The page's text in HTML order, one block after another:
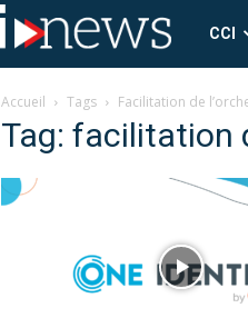
CCI
News
CCI
Accueil Tags Facilitation de
Tag: facilitation